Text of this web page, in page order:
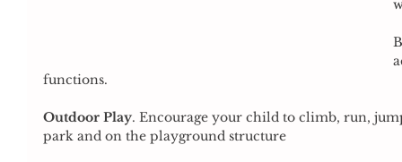
functions.
Outdoor Play. Encourage your child to climb, run,
park and on the playground structure